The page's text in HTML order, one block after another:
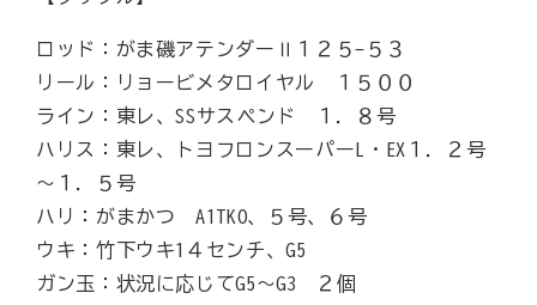
ロッド：がま磯アテンダーⅡ１２５-５３
リール：リョービメタロイヤル １５００
ライン：東レ、SSサスペンド １．８号
ハリス：東レ、トヨフロンスーパーL・EX１．２号
～１．５号
ハリ：がまかつ A1TKO、５号、６号
ウキ：竹下ウキ1４センチ、G5
ガン玉：状況に応じてG5～G3 ２個